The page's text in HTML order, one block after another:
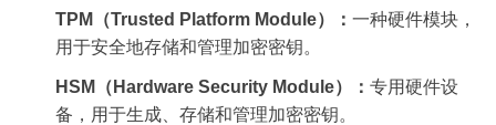
TPM （Trusted Platform Module）： 一种硬件模块，
用于安全地存储和管理加密密钥。
HSM （ Hardware Security Module）： 专用硬件设
备，用于生成、存储和管理加密密钥。